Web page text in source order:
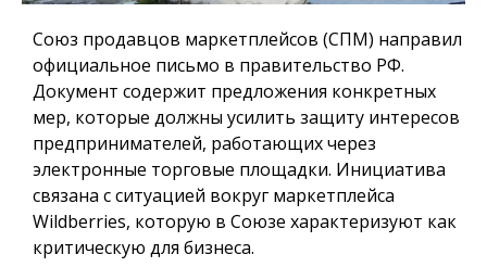
Союз продавцов маркетплейсов (СПМ) направил
официальное письмо в правительство РФ.
Документ содержит предложения конкретных
мер, которые должны усилить защиту интересов
предпринимателей, работающих через
электронные торговые площадки. Инициатива
связана с ситуацией вокруг маркетплейса
Wildberries, которую в Союзе характеризуют как
критическую для бизнеса.